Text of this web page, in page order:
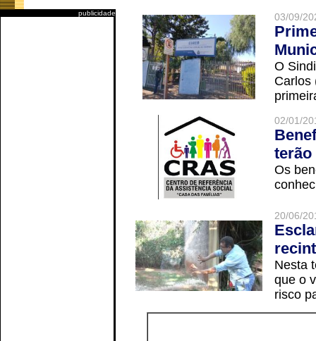
publicidade 03/09/
O
Carlos
02/01/
terão
Os
20/06/
Nesta
que o
risco